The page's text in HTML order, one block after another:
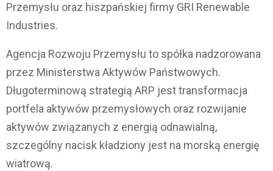
Przemysłu oraz hiszpańskiej firmy GRI Renewable
Industries.
Agencja Rozwoju Przemysłu to spółka nadzorowana
przez Ministerstwa Aktywów Państwowych.
Długoterminową strategią ARP jest transformacja
portfela aktywów przemysłowych oraz rozwijanie
aktywów związanych z energią odnawialną,
szczególny nacisk kładziony jest na morską energię
wiatrową.